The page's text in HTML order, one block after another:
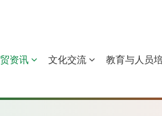
莫桑比克 葡萄牙 圣多美
资讯 文化交流 教育与人员